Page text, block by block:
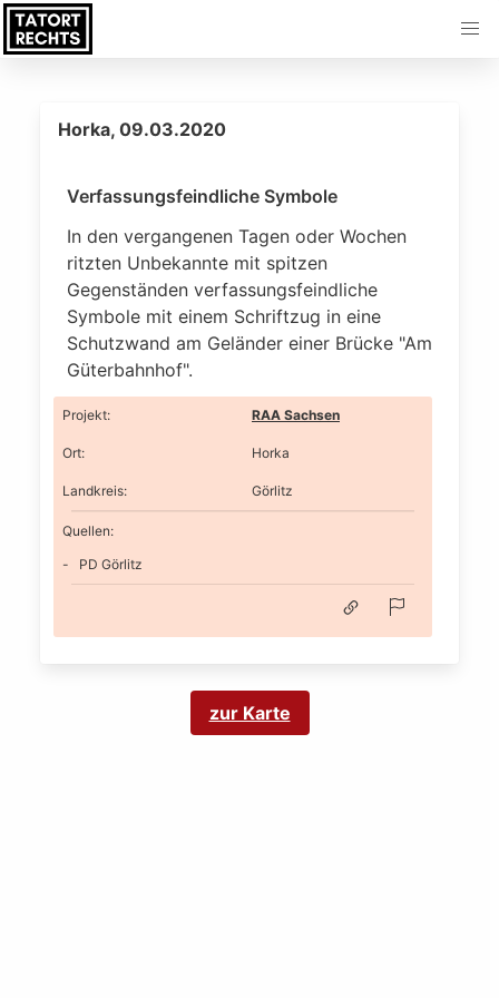
Horka, 09.03.2020
Verfassungsfeindliche Symbole
In den vergangenen Tagen oder Wochen
ritzten Unbekannte mit spitzen
Gegenständen verfassungsfeindliche
Symbole mit einem Schriftzug in eine
Schutzwand am Geländer einer Brücke "Am
Güterbahnhof".
Projekt: RAA Sachsen
Ort: Horka
Landkreis: Görlitz
Quellen:
PD Görlitz
zur Karte